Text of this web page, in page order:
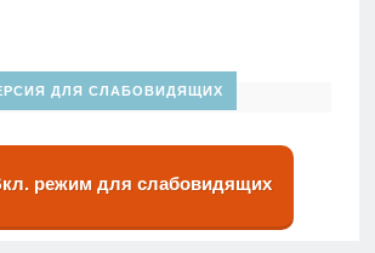
ДЛЯ СЛАБОВИДЯЩИХ
режим для слабовидящих